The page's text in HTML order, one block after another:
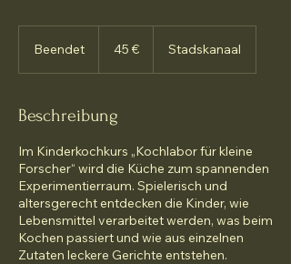
Beendet
d
t
45 € Stadskanaal
Beschreibung
Im Kinderkochkurs „Kochlabor für kleine
Forscher“ wird die Küche zum spannenden
Experimentierraum. Spielerisch und
altersgerecht entdecken die Kinder, wie
Lebensmittel verarbeitet werden, was beim
Kochen passiert und wie aus einzelnen
Zutaten leckere Gerichte entstehen.